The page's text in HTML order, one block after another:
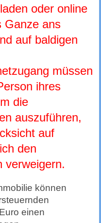
oder online
Ganze ans
auf baldigen
müssen
ihres
die
auszuführen,
auf
den
verweigern.
können
einen